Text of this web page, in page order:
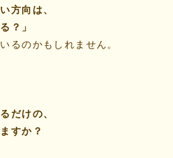
方向は、
？」
るのかもしれません。
だけの、
すか？